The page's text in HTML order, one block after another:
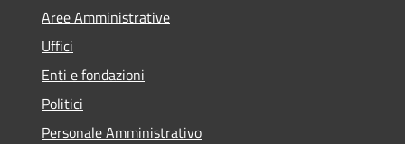
Aree Amministrative
Uffici
Enti e fondazioni
Politici
Personale Amministrativo